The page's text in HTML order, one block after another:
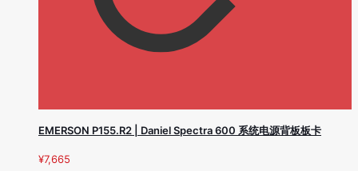
EMERSON P155.R2 | Daniel Spectra 600 系统电源背板板卡
¥7,665